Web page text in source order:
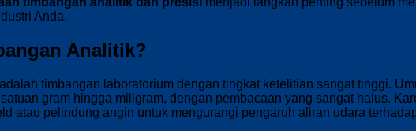
Anda.
Analitik?
timbangan laboratorium dengan tingkat ketelitian sangat tinggi.
gram hingga miligram, dengan pembacaan yang sangat halus.
atau pelindung angin untuk mengurangi pengaruh aliran udara